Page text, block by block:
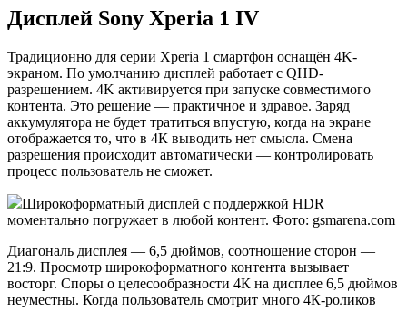
Дисплей Sony Xperia 1 IV
Традиционно для серии Xperia 1 смартфон оснащён 4K-
экраном. По умолчанию дисплей работает с QHD-
разрешением. 4K активируется при запуске совместимого
контента. Это решение — практичное и здравое. Заряд
аккумулятора не будет тратиться впустую, когда на экране
отображается то, что в 4К выводить нет смысла. Смена
разрешения происходит автоматически — контролировать
процесс пользователь не сможет.
Широкоформатный дисплей с поддержкой HDR
моментально погружает в любой контент. Фото: gsmarena.com
Диагональ дисплея — 6,5 дюймов, соотношение сторон —
21:9. Просмотр широкоформатного контента вызывает
восторг. Споры о целесообразности 4К на дисплее 6,5 дюймов
неуместны. Когда пользователь смотрит много 4К-роликов